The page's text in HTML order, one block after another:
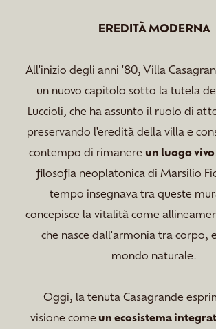
EREDITÀ MODERNA
All'inizio degli anni '80, Villa
un nuovo capitolo sotto la tutela
Luccioli, che ha assunto il ruolo di
preservando l'eredità della villa e
contempo di rimanere un luogo vivo
filosofia neoplatonica di Marsilio
tempo insegnava tra queste
concepisce la vitalità come
che nasce dall'armonia tra corpo,
mondo naturale.
Oggi, la tenuta Casagrande
visione come un ecosistema